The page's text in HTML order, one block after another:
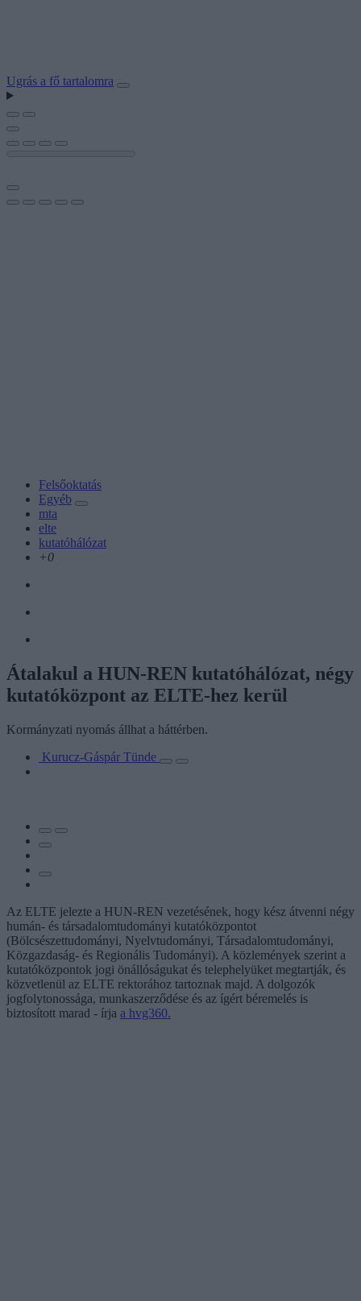
Ugrás a fő tartalomra
Felsőoktatás
Egyéb
mta
elte
kutatóhálózat
+0
Átalakul a HUN-REN kutatóhálózat, négy
kutatóközpont az ELTE-hez kerül
Kormányzati nyomás állhat a háttérben.
Kurucz-Gáspár Tünde
Az ELTE jelezte a HUN-REN vezetésének, hogy kész átvenni négy
humán- és társadalomtudományi kutatóközpontot
(Bölcsészettudományi, Nyelvtudományi, Társadalomtudományi,
Közgazdaság- és Regionális Tudományi). A közlemények szerint a
kutatóközpontok jogi önállóságukat és telephelyüket megtartják, és
közvetlenül az ELTE rektorához tartoznak majd. A dolgozók
jogfolytonossága, munkaszerződése és az ígért béremelés is
biztosított marad - írja a hvg360.